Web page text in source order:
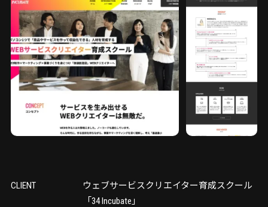
CLIENT
ウェブサービスクリエイター育成スクール
「34 Incubate」